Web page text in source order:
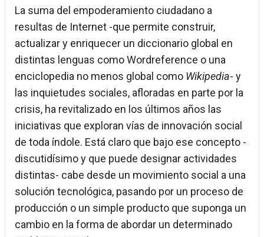
La suma del empoderamiento ciudadano a
resultas de Internet -que permite construir,
actualizar y enriquecer un diccionario global en
distintas lenguas como Wordreference o una
enciclopedia no menos global como Wikipedia- y
las inquietudes sociales, afloradas en parte por la
crisis, ha revitalizado en los últimos años las
iniciativas que exploran vías de innovación social
de toda índole. Está claro que bajo ese concepto -
discutidísimo y que puede designar actividades
distintas- cabe desde un movimiento social a una
solución tecnológica, pasando por un proceso de
producción o un simple producto que suponga un
cambio en la forma de abordar un determinado